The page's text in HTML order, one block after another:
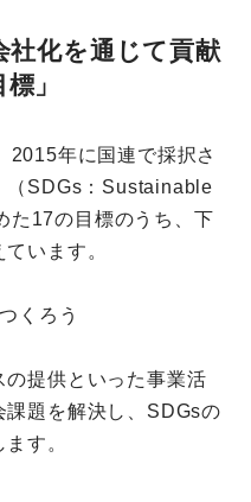
化を通じて貢献
」
2015年に国連で採択さ
（SDGs：Sustainable
た17の目標のうち、下
ています。
くろう
の提供といった事業活
題を解決し、SDGsの
す。